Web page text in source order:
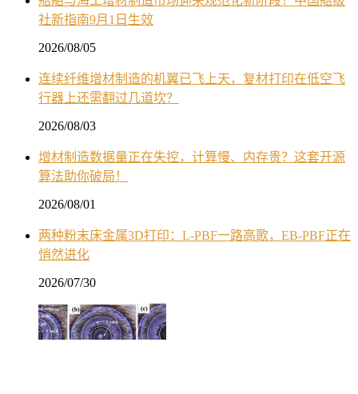
社新指南9月1日生效
2026/08/05
连续纤维增材制造的机翼已飞上天，复材打印在低空飞
行器上还需翻过几道坎？
2026/08/03
增材制造数据量正在失控，计算慢、内存贵？这套开源
算法助你破局！
2026/08/01
两种粉末床金属3D打印：L-PBF一路高歌，EB-PBF正在
悄然进化
2026/07/30